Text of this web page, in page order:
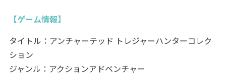
【ゲーム情報】
タイトル：アンチャーテッド トレジャーハンターコレク
ション
ジャンル：アクションアドベンチャー